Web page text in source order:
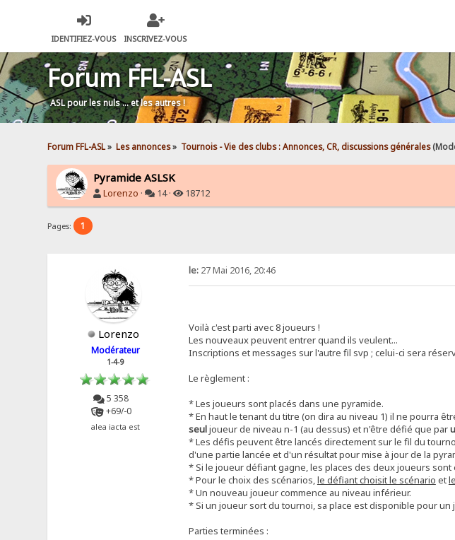
IDENTIFIEZ-VOUS INSCRIVEZ-VOUS
Forum FFL-ASL
ASL pour les nuls … et les autres !
Forum FFL-ASL» Les annonces» Tournois - Vie des clubs : Annonces, CR, discussions générales
Pyramide ASLSK
Lorenzo · 14 · 18712
Pages: 1
Lorenzo
Modérateur
1-4-9
5 358
+69/-0
alea iacta est
le:27 Mai 2016, 20:46
Voilà c'est parti avec 8 joueurs !
Les nouveaux peuvent entrer quand ils veulent...
Inscriptions et messages sur l'autre fil svp ; celui-ci sera
Le règlement :
* Les joueurs sont placés dans une pyramide.
* En haut le tenant du titre (on dira au niveau 1) il ne pourra
seuljoueur de niveau n-1 (au dessus) et n'être défié que par
* Les défis peuvent être lancés directement sur le fil du
d'une partie lancée et d'un résultat pour mise à jour de la
* Si le joueur défiant gagne, les places des deux joueurs
* Pour le choix des scénarios,le défiant choisit le scénario et
* Un nouveau joueur commence au niveau inférieur.
* Si un joueur sort du tournoi, sa place est disponible pour
Parties terminées :